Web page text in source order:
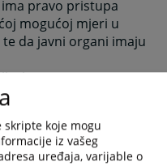
pravo pristupa
mogućoj mjeri u
da javni organi imaju
i
da zatraži izmjenu,
informacije pod
u najvećoj
koje mogu
iz vašeg
uređaja, varijable o